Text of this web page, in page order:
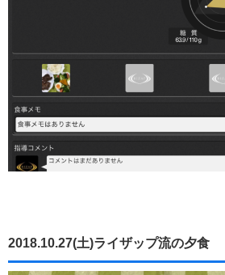
2018.10.27(土)ライザップ流の夕食